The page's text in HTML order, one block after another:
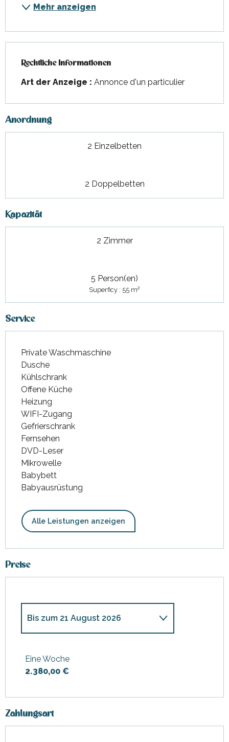
Mehr anzeigen
Rechtliche Informationen
Rechtliche Informationen
Art der Anzeige : Annonce d'un particulier
Anordnung
2 Einzelbetten
2 Doppelbetten
Kapazität
2 Zimmer
5 Person(en)
Superficy : 55 m2
Service
Private Waschmaschine
Dusche
Kühlschrank
Offene Küche
Heizung
WIFI-Zugang
Gefrierschrank
Fernsehen
DVD-Leser
Mikrowelle
Babybett
Babyausrüstung
Alle Leistungen anzeigen
Preise
ab14 März 2026
Bis zum 21 August 2026
Eine Woche
2.380,00 €
Zahlungsart